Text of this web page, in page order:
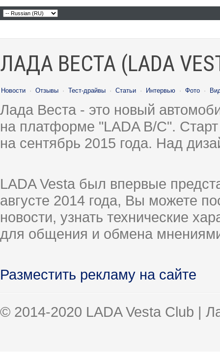
ЛАДА ВЕСТА (LADA
Новости · Отзывы · Тест-драйвы · Статьи · Интервью · Фото ·
Лада Веста - это новый
на платформе "LADA B/C".
на сентябрь 2015 года. Над
LADA Vesta был впервые
августе 2014 года, Вы можете
новости, узнать технические
для общения и обмена
Разместить рекламу на сайте
© 2014-2020 LADA Vesta Club |